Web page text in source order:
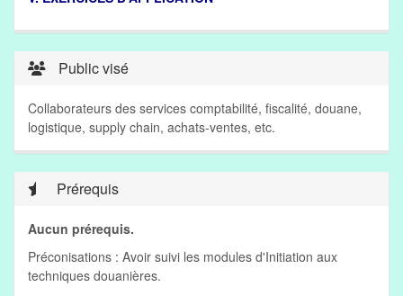
Public visé
Collaborateurs des services comptabilité, fiscalité, douane,
logistique, supply chain, achats-ventes, etc.
Prérequis
Aucun prérequis.
Préconisations : Avoir suivi les modules d'Initiation aux
techniques douanières.